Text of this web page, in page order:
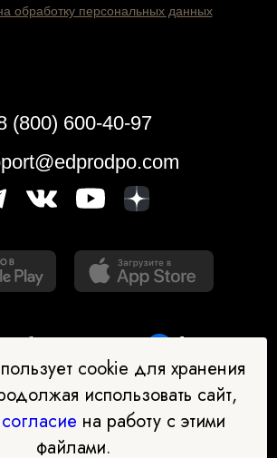
помощник в выборе
обработку персональных данных
(800) 600-40-97
cookie для хранения
использовать сайт,
согласие на работу с этими
файлами.